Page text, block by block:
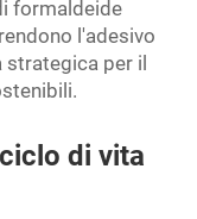
formaldeide
l'adesivo
strategica per il
di vita